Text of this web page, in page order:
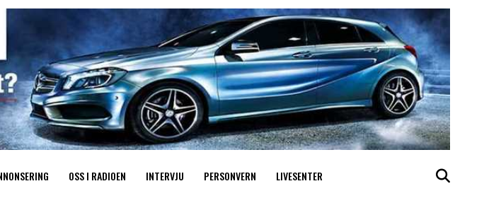
OSS I RADIOEN INTERVJU PERSONVERN LIVESENTER